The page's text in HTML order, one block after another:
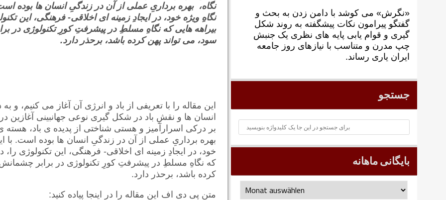
نگاه، بهره برداریِ عملی از آن در زندگیِ انسان ها بوده
نگاهِ ویژه خود، در ایجادِ زمینه ای اخلاقی- فرهنگی، این
بیراهه هایی که نگاهِ مسلطِ در پیشرفتِ کورِ تکنولوژی در
سود، می تواند پهن کرده باشد، برحذر دارد.
این مقاله را با تعریفی از باد و انرژی آن آغاز می کنیم،
انسان ها و نقشِ باد در شکل گیری نوعی جهانبینی آغازین
بر درکی اسرارآمیز و هستی شناختی از پدیده ی باد، هسته
بهره برداریِ عملی از آن در زندگیِ انسان ها بوده است. با
خود، در ایجادِ زمینه ای اخلاقی- فرهنگی، این تکنولوژی
که نگاهِ مسلطِ در پیشرفتِ کورِ تکنولوژی در برابر چشمانش،
کرده باشد، برحذر دارد.
متن پی دی اف این مقاله را در اینجا پیاده کنید:
«نگرش» می کوشد با دامن زدن به بحث و
گفتگو پيرامون نکات پیشگفته به روند شکل
گيری و قوام يابی پايه های نظری يک جنبش
چپ مدرن و متناسب با نيازهای روز جامعه
ايران ياری رساند.
جستجو
بایگانی ماهانه
بایگانی
ماهانه